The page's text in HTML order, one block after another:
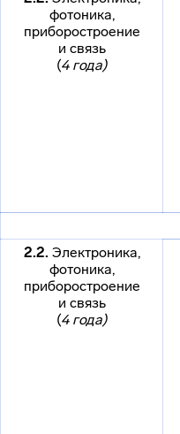
фотоника,
приборостроение
и связь
(4 года)
2.2. Электроника,
фотоника,
приборостроение
и связь
(4 года)